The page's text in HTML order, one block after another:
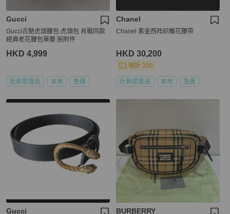
Gucci
Gucci古馳虎頭腰包 虎頭包 肖戰同款
經典老花腰包單層 🈚附件
HKD 4,999
近新閒置品 本地 免運
Chanel
Chanel 素金西阵织雕花腰带
HKD 30,200
現折 200
近新閒置品 本地 免運
Gucci BURBERRY